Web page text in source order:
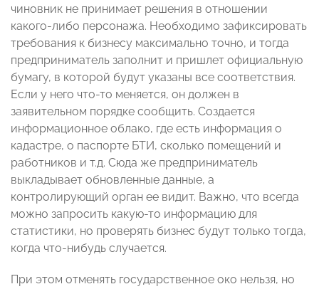
чиновник не принимает решения в отношении
какого-либо персонажа. Необходимо зафиксировать
требования к бизнесу максимально точно, и тогда
предприниматель заполнит и пришлет официальную
бумагу, в которой будут указаны все соответствия.
Если у него что-то меняется, он должен в
заявительном порядке сообщить. Создается
информационное облако, где есть информация о
кадастре, о паспорте БТИ, сколько помещений и
работников и т.д. Сюда же предприниматель
выкладывает обновленные данные, а
контролирующий орган ее видит. Важно, что всегда
можно запросить какую-то информацию для
статистики, но проверять бизнес будут только тогда,
когда что-нибудь случается.
При этом отменять государственное око нельзя, но